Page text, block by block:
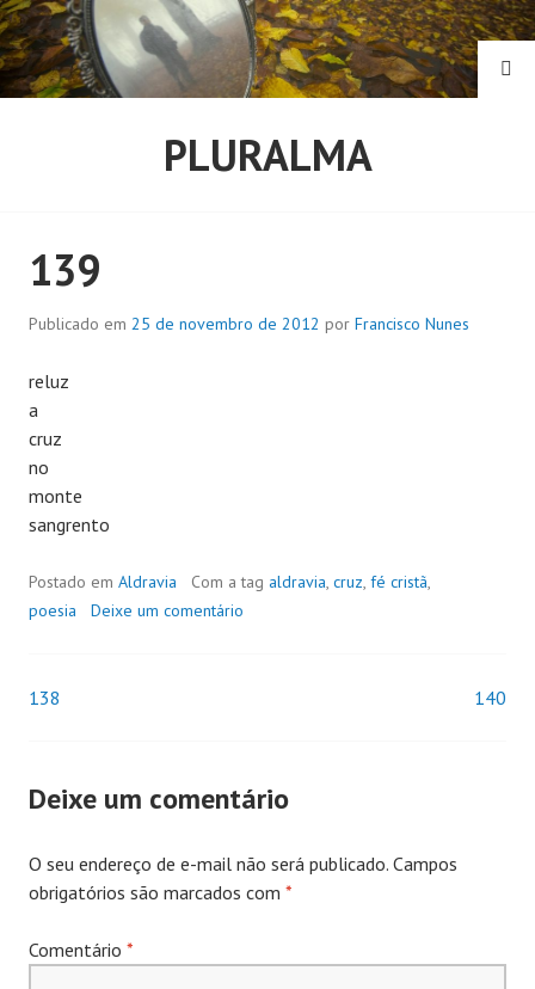
Pular
para
o
conteúdo
PLURALMA
139
Publicado em 25 de novembro de 2012 por Francisco Nunes
reluz
a
cruz
no
monte
sangrento
Postado em Aldravia Com a tag aldravia, cruz, fé cristã,
poesia
Deixe um comentário
Navegação
Posts
138 140
Deixe um comentário
O seu endereço de e-mail não será publicado. Campos
obrigatórios são marcados com *
Comentário *